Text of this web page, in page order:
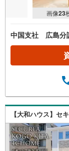
画像23
中国支社 広島分
【大和ハウス】セ